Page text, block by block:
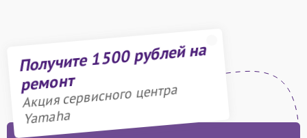
Получите 1500 рублей на
ремонт
Акция сервисного центра
Yamaha